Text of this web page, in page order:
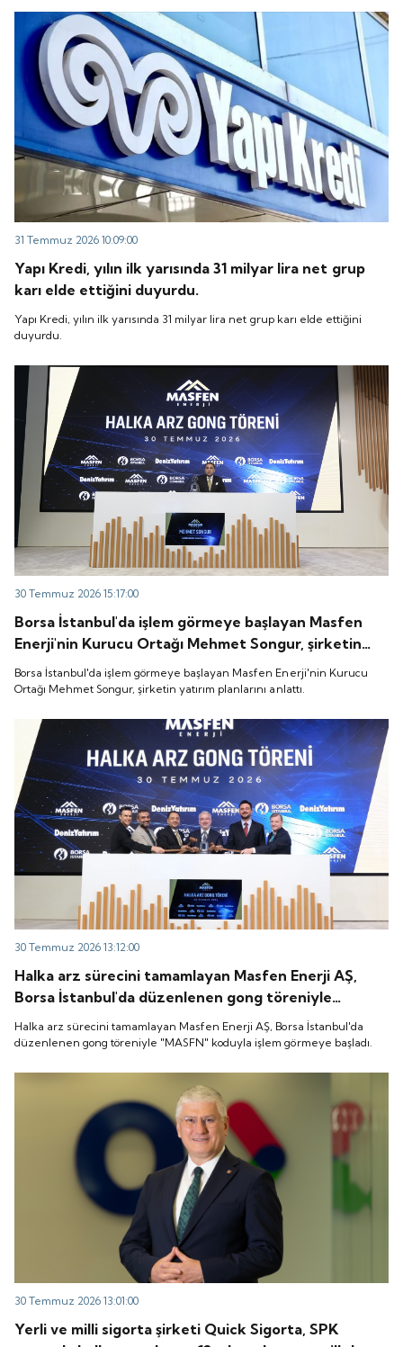
31 Temmuz 2026 10:09:00
Yapı Kredi, yılın ilk yarısında 31 milyar lira net grup
karı elde ettiğini duyurdu.
Yapı Kredi, yılın ilk yarısında 31 milyar lira net grup karı elde ettiğini
duyurdu.
30 Temmuz 2026 15:17:00
Borsa İstanbul'da işlem görmeye başlayan Masfen
Enerji'nin Kurucu Ortağı Mehmet Songur, şirketin
yatırım planlarını anlattı.
Borsa İstanbul'da işlem görmeye başlayan Masfen Enerji'nin Kurucu
Ortağı Mehmet Songur, şirketin yatırım planlarını anlattı.
30 Temmuz 2026 13:12:00
Halka arz sürecini tamamlayan Masfen Enerji AŞ,
Borsa İstanbul'da düzenlenen gong töreniyle
"MASFN" koduyla işlem görmeye başladı.
Halka arz sürecini tamamlayan Masfen Enerji AŞ, Borsa İstanbul'da
düzenlenen gong töreniyle "MASFN" koduyla işlem görmeye başladı.
30 Temmuz 2026 13:01:00
Yerli ve milli sigorta şirketi Quick Sigorta, SPK